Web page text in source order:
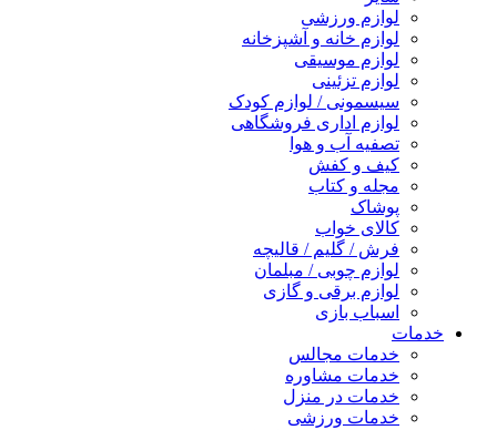
لوازم ورزشی
لوازم خانه و آشپزخانه
لوازم موسیقی
لوازم تزئینی
سیسمونی / لوازم کودک
لوازم اداری فروشگاهی
تصفیه آب و هوا
کیف و کفش
مجله و کتاب
پوشاک
کالای خواب
فرش / گلیم / قالیچه
لوازم چوبی / مبلمان
لوازم برقی و گازی
اسباب بازی
خدمات
خدمات مجالس
خدمات مشاوره
خدمات در منزل
خدمات ورزشی